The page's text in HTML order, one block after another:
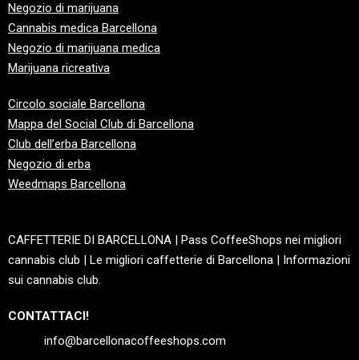
Negozio di marijuana
Cannabis medica Barcellona
Negozio di marijuana medica
Marijuana ricreativa
Circolo sociale Barcellona
Mappa del Social Club di Barcellona
Club dell’erba Barcellona
Negozio di erba
Weedmaps Barcellona
CAFFETTERIE DI BARCELLONA | Pass CoffeeShops nei migliori
cannabis club | Le migliori caffetterie di Barcellona | Informazioni
sui cannabis club.
CONTATTACI!
info@barcellonacoffeeshops.com